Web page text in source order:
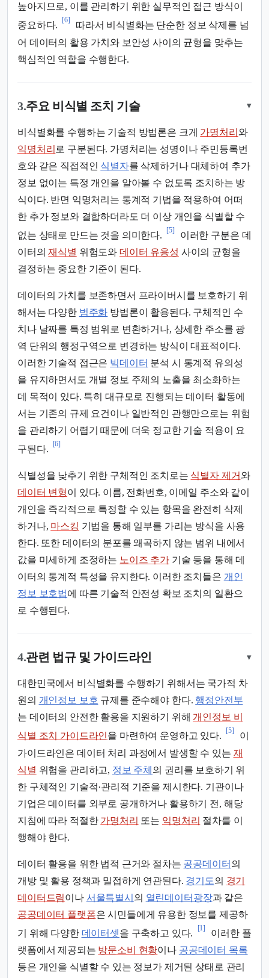
높아지므로, 이를 관리하기 위한 실무적인 접근 방식이
중요하다.
[6]
따라서 비식별화는 단순한 정보 삭제를 넘
어 데이터의 활용 가치와 보안성 사이의 균형을 맞추는
핵심적인 역할을 수행한다.
3.주요 비식별 조치 기술 ▾
비식별화를 수행하는 기술적 방법론은 크게 가명처리 와
익명처리 로 구분된다. 가명처리는 성명이나 주민등록번
호와 같은 직접적인 식별자를 삭제하거나 대체하여 추가
정보 없이는 특정 개인을 알아볼 수 없도록 조치하는 방
식이다. 반면 익명처리는 통계적 기법을 적용하여 어떠
한 추가 정보와 결합하더라도 더 이상 개인을 식별할 수
없는 상태로 만드는 것을 의미한다.
[5]
이러한 구분은 데
이터의재식별 위험도와 데이터 유용성 사이의 균형을
결정하는 중요한 기준이 된다.
데이터의 가치를 보존하면서 프라이버시를 보호하기 위
해서는 다양한 범주화 방법론이 활용된다. 구체적인 수
치나 날짜를 특정 범위로 변환하거나, 상세한 주소를 광
역 단위의 행정구역으로 변경하는 방식이 대표적이다.
이러한 기술적 접근은 빅데이터 분석 시 통계적 유의성
을 유지하면서도 개별 정보 주체의 노출을 최소화하는
데 목적이 있다. 특히 대규모로 진행되는 데이터 활동에
서는 기존의 규제 요건이나 일반적인 관행만으로는 위험
을 관리하기 어렵기 때문에 더욱 정교한 기술 적용이 요
구된다.
[6]
식별성을 낮추기 위한 구체적인 조치로는 식별자 제거 와
데이터 변형이 있다. 이름, 전화번호, 이메일 주소와 같이
개인을 즉각적으로 특정할 수 있는 항목을 완전히 삭제
하거나, 마스킹 기법을 통해 일부를 가리는 방식을 사용
한다. 또한 데이터의 분포를 왜곡하지 않는 범위 내에서
값을 미세하게 조정하는 노이즈 추가기술 등을 통해 데
이터의 통계적 특성을 유지한다. 이러한 조치들은 개인
정보 보호법에 따른 기술적 안전성 확보 조치의 일환으
로 수행된다.
4.관련 법규 및 가이드라인 ▾
대한민국에서 비식별화를 수행하기 위해서는 국가적 차
원의 개인정보 보호 규제를 준수해야 한다. 행정안전부
는 데이터의 안전한 활용을 지원하기 위해 개인정보 비
식별 조치 가이드라인을 마련하여 운영하고 있다.
[5]
이
가이드라인은 데이터 처리 과정에서 발생할 수 있는 재
식별 위험을 관리하고, 정보 주체 의 권리를 보호하기 위
한 구체적인 기술적·관리적 기준을 제시한다. 기관이나
기업은 데이터를 외부로 공개하거나 활용하기 전, 해당
지침에 따라 적절한 가명처리 또는 익명처리 절차를 이
행해야 한다.
데이터 활용을 위한 법적 근거와 절차는 공공데이터 의
개방 및 활용 정책과 밀접하게 연관된다. 경기도의 경기
데이터드림이나 서울특별시 의 열린데이터광장과 같은
공공데이터 플랫폼은 시민들에게 유용한 정보를 제공하
기 위해 다양한 데이터셋을 구축하고 있다.
[1]
이러한 플
랫폼에서 제공되는 방문소비 현황이나 공공데이터 목록
등은 개인을 식별할 수 있는 정보가 제거된 상태로 관리